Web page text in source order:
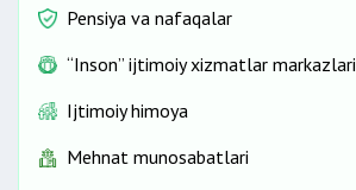
Pensiya va nafaqalar
“Inson” ijtimoiy xizmatlar markazlari
Ijtimoiy himoya
Mehnat munosabatlari